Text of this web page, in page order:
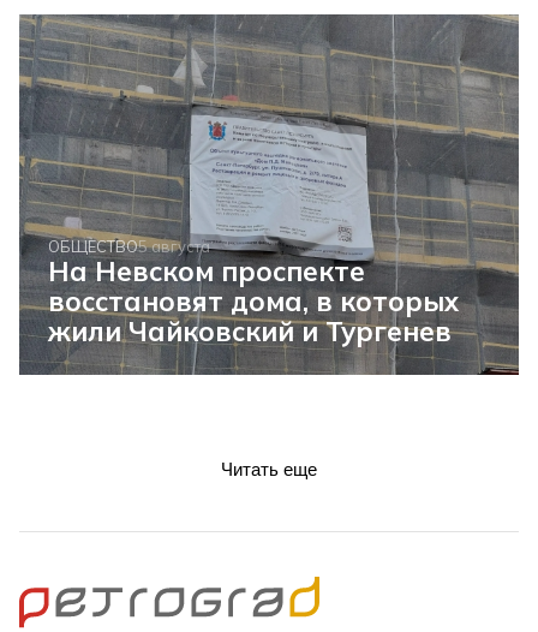
ОБЩЕСТВО5 августа
На Невском проспекте
восстановят дома, в которых
жили Чайковский и Тургенев
Читать еще